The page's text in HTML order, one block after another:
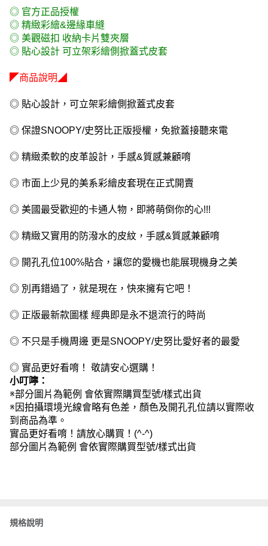
◎ 官方正品授權
◎ 精緻彩繪&邊緣車縫
◎ 美觀磁扣 收納卡片雙夾層
◎ 貼心設計 可立架彩繪側掀蓋式皮套
◤商品說明◢
◎ 貼心設計，可立架彩繪側掀蓋式皮套
◎ 保證SNOOPY/史努比正版授權，免掀蓋接聽來電
◎ 精緻柔軟的皮革設計，手感&質感兼顧唷
◎ 市面上少見的美系彩繪皮套現在正式開賣
◎ 美國最受歡迎的卡通人物，即將萌倒你的心!!!
◎ 精緻又實用的防潑水的皮紋，手感&質感兼顧唷
◎ 開孔孔位100%貼合，讓您的愛機也能展現機身之美
◎ 別再錯過了，就是現在，快來擁有它吧！
◎ 正版最新款圖樣 經典即是永不退流行的時尚
◎ 不只是手機周邊 更是SNOOPY/史努比愛好者的最愛
◎ 實品更好看唷！ 敬請安心選購！
小叮嚀：
※部分圖片為範例 會依實際購買型號/樣式出貨
※因拍攝環境光線會略有色差，顏色及開孔孔位請以實際收
到商品為準。
實品更好看唷！請放心購買！(^-^)
部分圖片為範例 會依實際購買型號/樣式出貨
規格說明